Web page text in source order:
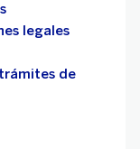
legales
de